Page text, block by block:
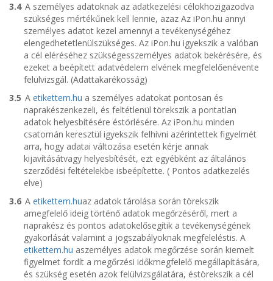
3.4 A személyes adatoknak az adatkezelési célokhozigazodva
szükséges mértékűnek kell lennie, azaz Az iPon.hu annyi
személyes adatot kezel amennyi a tevékenységéhez
elengedhetetlenülszükséges. Az iPon.hu igyekszik a valóban
a cél eléréséhez szükségesszemélyes adatok bekérésére, és
ezeket a beépített adatvédelem elvének megfelelőenévente
felülvizsgál. (Adattakarékosság)
3.5 A etikettem.hu a személyes adatokat pontosan és
naprakészenkezeli, és feltétlenül törekszik a pontatlan
adatok helyesbítésére éstörlésére. Az iPon.hu minden
csatornán keresztül igyekszik felhívni azérintettek figyelmét
arra, hogy adatai változása esetén kérje annak
kijavításátvagy helyesbítését, ezt egyébként az általános
szerződési feltételekbe isbeépítette. ( Pontos adatkezelés
elve)
3.6 A etikettem.huaz adatok tárolása során törekszik
amegfelelő ideig történő adatok megőrzéséről, mert a
naprakész és pontos adatokelősegítik a tevékenységének
gyakorlását valamint a jogszabályoknak megfeleléstis. A
etikettem.hu aszemélyes adatok megőrzése során kiemelt
figyelmet fordít a megőrzési időkmegfelelő megállapítására,
és szükség esetén azok felülvizsgálatára, éstörekszik a cél